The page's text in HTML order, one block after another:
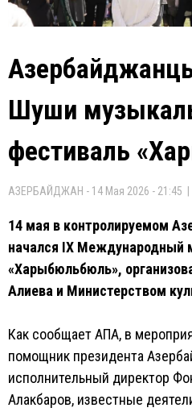
Шуши
фестиваль
АЗЕРБАЙДЖАН - 14 Мая 2026 - 21:45 |
14 мая в контролируемом
начался IX Международный
«Харыбюльбюль»,
Алиева и Министерством
Как сообщает АПА, в
помощник президента
исполнительный директор
Алакбаров, известные